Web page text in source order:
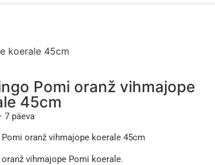
koerale 45cm
Pomi oranž vihmajope
45cm
7 päeva
Pomi oranž vihmajope koerale 45cm
vihmajope Pomi koerale.